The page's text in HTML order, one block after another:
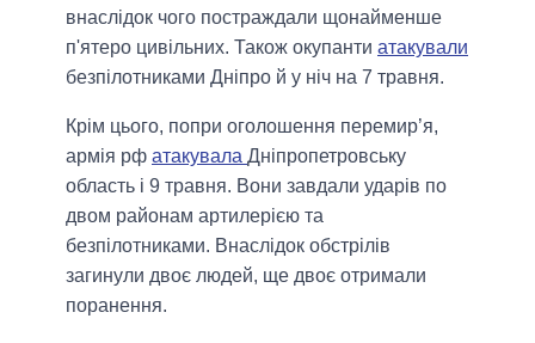
внаслідок чого постраждали щонайменше
п'ятеро цивільних. Також окупанти атакували
безпілотниками Дніпро й у ніч на 7 травня.
Крім цього, попри оголошення перемир’я,
армія рф атакувала Дніпропетровську
область і 9 травня. Вони завдали ударів по
двом районам артилерією та
безпілотниками. Внаслідок обстрілів
загинули двоє людей, ще двоє отримали
поранення.